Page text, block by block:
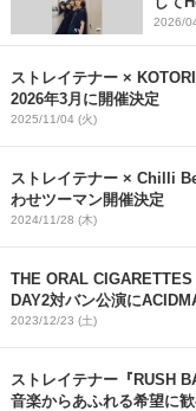
（東
2026/
ストレイテナー ×
2026年3月に開催決定
2025/11/04 (火)
ストレイテナー × Chilli
わせツーマン開催決定
2024/11/28 (木)
THE ORAL
DAY2対バン公演に
2023/12/23 (土)
ストレイテナー『RUSH
音楽からあふれる希望に